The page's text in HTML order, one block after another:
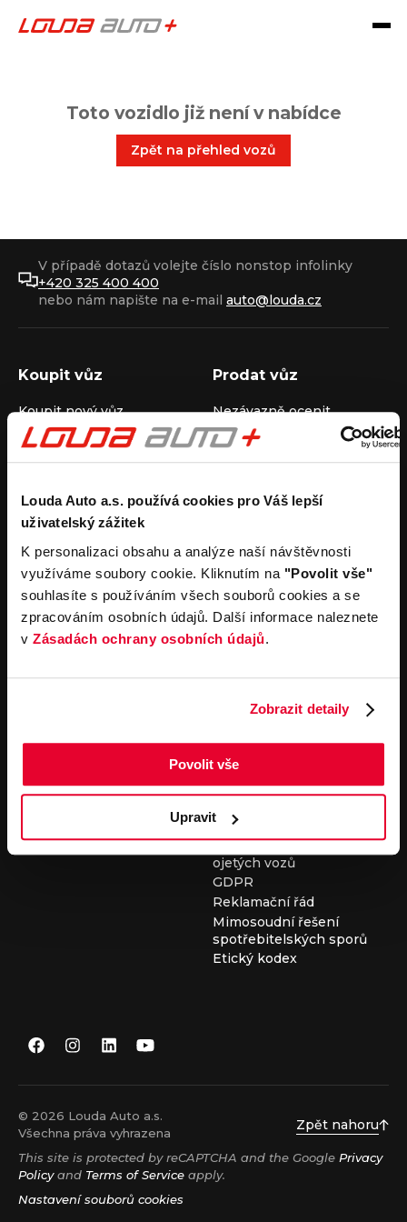
Louda Auto a.s. používá cookies pro Váš lepší
uživatelský zážitek
K personalizaci obsahu a analýze naší návštěvnosti
využíváme soubory cookie. Kliknutím na "Povolit vše"
souhlasíte s používáním všech souborů cookies a se
zpracováním osobních údajů. Další informace naleznete
v Zásadách ochrany osobních údajů.
Zobrazit detaily
Povolit vše
Upravit
Toto vozidlo již není v nabídce
Zpět na přehled vozů
V případě dotazů volejte číslo nonstop infolinky
+420 325 400 400
nebo nám napište na e-mail auto@louda.cz
Koupit vůz
Koupit nový vůz
Koupit ojetý vůz
Koupit užitkový vůz
Prodat vůz
Nezávazně ocenit
Průběh výkupu vozu
Pronájem
Carsharing
Autopůjčovna
Operativní leasing
Společnost
Louda Auto+ Poděbrady
Obytné vozy
Novinky
Kariéra
Servisní služby
Servis
Důležité odkazy
Cookies
Všeobecné obchodní
podmínky pro online
vozidel
Všeobecné obchodní
podmínky pro provádění
servisních prací
Všeobecné obchodní
podmínky při nákupu
ojetých vozů
GDPR
Reklamační řád
Mimosoudní řešení
spotřebitelských sporů
Etický kodex
© 2026 Louda Auto a.s.
Všechna práva vyhrazena
Zpět nahoru
This site is protected by reCAPTCHA and the Google Privacy
Policyand Terms of Service apply.
Nastavení souborů cookies